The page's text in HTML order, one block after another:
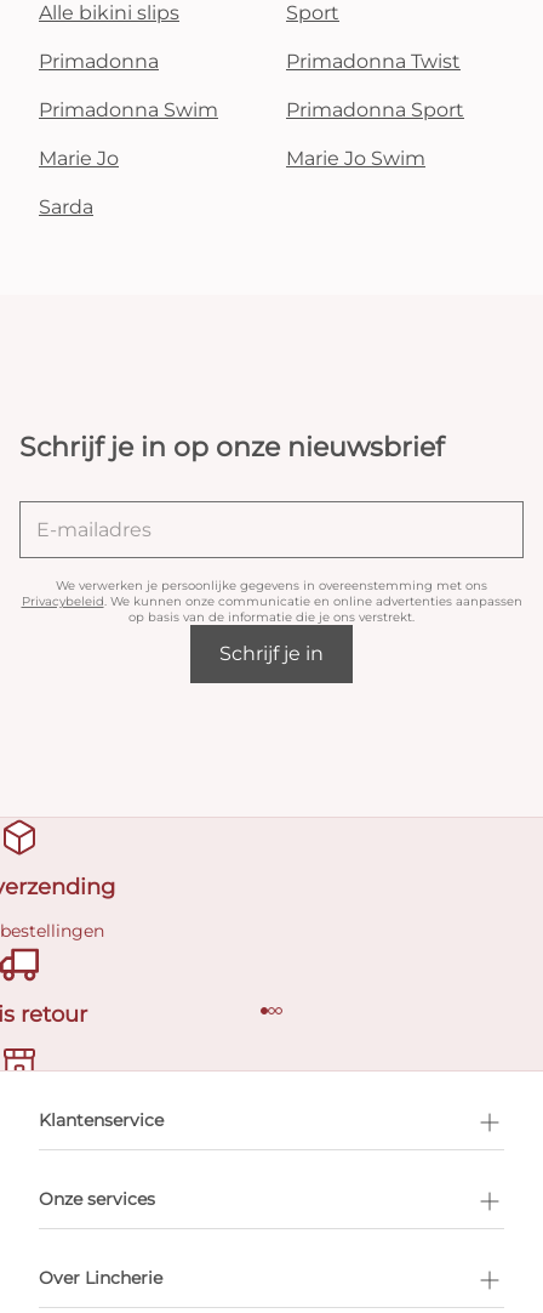
Alle bikini slips Sport
Primadonna Primadonna Twist
Primadonna Swim Primadonna Sport
Marie Jo Marie Jo Swim
Sarda
Schrijf je in op onze nieuwsbrief
We verwerken je persoonlijke gegevens in overeenstemming met ons
Privacybeleid. We kunnen onze communicatie en online advertenties aanpassen
op basis van de informatie die je ons verstrekt.
Schrijf je in
retour
afspraak
Klantenservice
Onze services
Over Lincherie